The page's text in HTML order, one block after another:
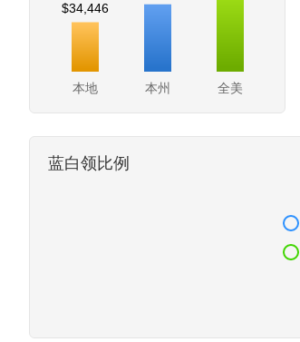
本地 本州 全美
$34,446
蓝白领比例